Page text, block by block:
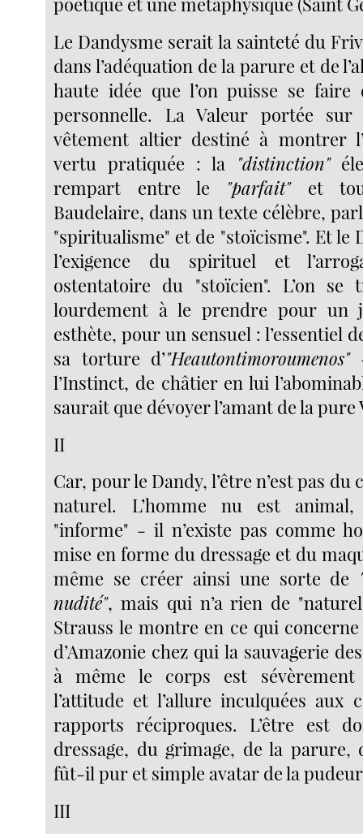
Le Dandysme serait la sainteté du
dans l’adéquation de la parure et de
haute idée que l’on puisse se
personnelle. La Valeur portée
vêtement altier destiné à montrer
vertu pratiquée : la
"distinction"
rempart entre le "parfait"et
Baudelaire, dans un texte célèbre,
"spiritualisme" et de "stoïcisme". Et le
l’exigence du spirituel et
ostentatoire du "stoïcien". L’on se
lourdement à le prendre pour un
esthète, pour un sensuel : l’essentiel
sa torture d’"Heautontimoroumenos"-
l’Instinct, de châtier en lui
saurait que dévoyer l’amant de la pure
II
Car, pour le Dandy, l’être n’est pas
naturel. L’homme nu est
"informe" - il n’existe pas comme
mise en forme du dressage et du
même se créer ainsi une sorte de
nudité", mais qui n’a rien de
Strauss le montre en ce qui
d’Amazonie chez qui la sauvagerie
à même le corps est
l’attitude et l’allure inculquées aux
rapports réciproques. L’être est
dressage, du grimage, de la parure,
fût-il pur et simple avatar de la
III